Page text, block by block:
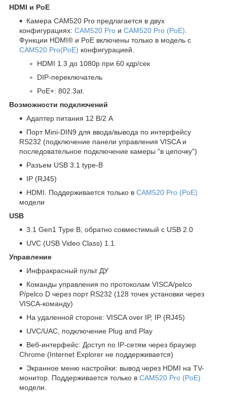
HDMI и PoE
Камера CAM520 Pro предлагается в двух
конфигурациях: CAM520 Pro и CAM520 Pro (PoE)
Функции HDMI® и PoE включены только в модель с
CAM520 Pro(PoE) конфигурацией.
HDMI 1.3 до 1080p при 60 кдр/сек
DIP-переключатель
PoE+: 802.3at.
Возможности подключений
Адаптер питания 12 В/2 A
Порт Mini-DIN9 для ввода/вывода по интерфейсу
RS232 (подключение панели управления VISCA и
последовательное подключение камеры "в цепочку")
Разъем USB 3.1 type-B
IP (RJ45)
HDMI. Поддерживается только в CAM520 Pro (PoE)
модели
USB
3.1 Gen1 Type B, обратно совместимый с USB 2.0
UVC (USB Video Class) 1.1
Управление
Инфракрасный пульт ДУ
Команды управления по протоколам VISCA/pelco
P/pelco D через порт RS232 (128 точек установки через
VISCA-команду)
На удаленной стороне: VISCA over IP, IP (RJ45)
UVC/UAC, подключение Plug and Play
Веб-интерфейс: Доступ по IP-сетям через браузер
Chrome (Internet Explorer не поддерживается)
Экранное меню настройки: вывод через HDMI на TV-
монитор. Поддерживается только в CAM520 Pro (PoE)
модели.